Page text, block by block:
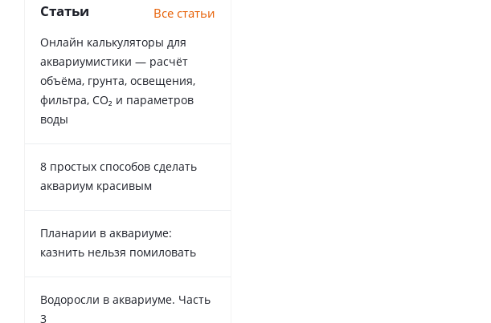
Статьи Все статьи
Онлайн калькуляторы для
аквариумистики — расчёт
объёма, грунта, освещения,
фильтра, CO₂ и параметров
воды
8 простых способов сделать
аквариум красивым
Планарии в аквариуме:
казнить нельзя помиловать
Водоросли в аквариуме. Часть
3